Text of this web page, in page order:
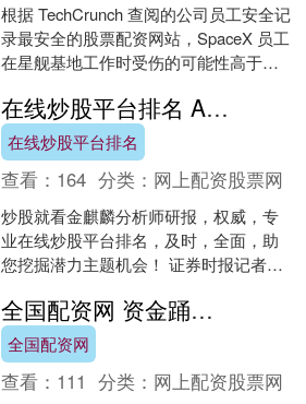
根据 TechCrunch 查阅的公司员工安全记
录最安全的股票配资网站，SpaceX 员工
在星舰基地工作时受伤的可能性高于该
全....
在线炒股平台排名 AH溢价指数创年内新低 多只龙头股获外资增持
在线炒股平台排名
查看： 164 分类： 网上配资股票网
炒股就看金麒麟分析师研报，权威，专
业在线炒股平台排名，及时，全面，助
您挖掘潜力主题机会！ 证券时报记者钟
行，盘中一度触及1....
全国配资网 资金踊跃入市 A股市场热点纷呈牛股奔腾
全国配资网
查看： 111 分类： 网上配资股票网